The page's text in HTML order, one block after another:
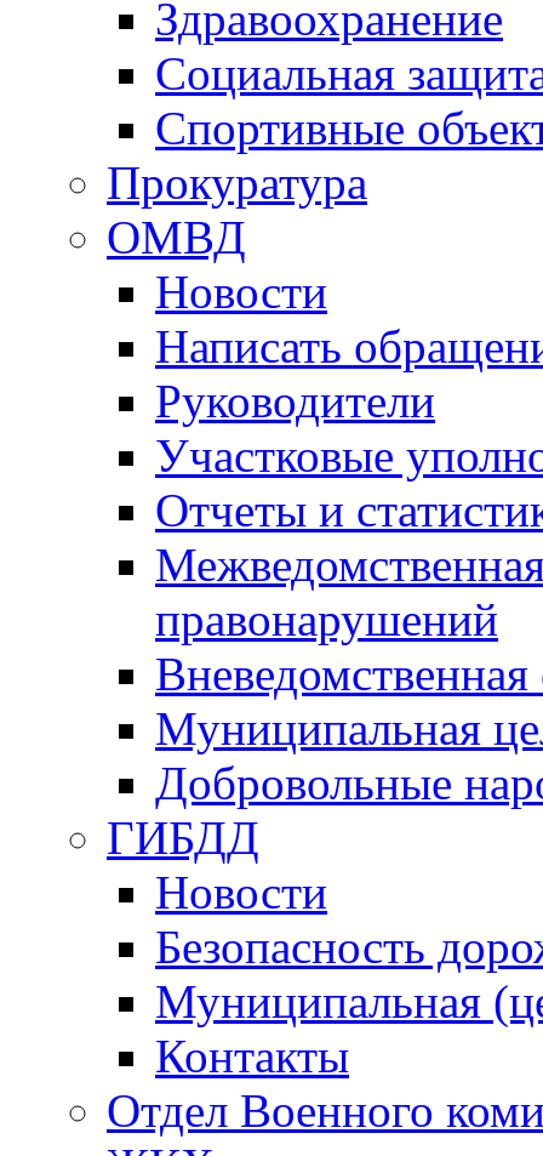
Здравоохранение
Социальная
Спортивные
Прокуратура
ОМВД
Новости
Написать
Руководители
Участковые
Отчеты и
правонарушений
Вневедомственная
Муниципальная
Добровольные
ГИБДД
Новости
Безопасность
Муниципальная
Контакты
Отдел Военного